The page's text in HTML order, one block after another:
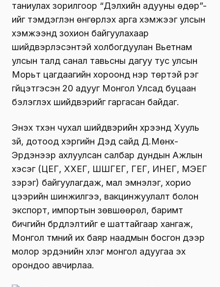
таниулах зорилгоор “Дэлхийн адууны өдөр”-
ийг тэмдэглэн өнгөрүүлэх арга хэмжээг улсын
хэмжээнд зохион байгуулахаар
шийдвэрлэсэнтэй холбогдуулан Вьетнам
улсын талд санал тавьсны дагуу тус улсын
Морьт цагдаагийн хороонд нэр төртэй үүрэг
гүйцэтгэсэн 20 адууг Монгол Улсад буцаан
бэлэглэх шийдвэрийг гаргасан байдаг.
Энэхүү түүхэн чухал шийдвэрийн хүрээнд Хууль
зүй, дотоод хэргийн Дэд сайд Д.Мөнх-
Эрдэнээр ахлуулсан салбар дундын Ажлын
хэсэг (ЦЕГ, ХХЕГ, ШШГЕГ, ГЕГ, ИНЕГ, МЭЕГ
зэрэг) байгуулагдаж, мал эмнэлэг, хорио
цээрийн шинжилгээ, вакцинжуулалт болон
экспорт, импортын зөвшөөрөл, баримт
бичгийн бүрдүүлэлтийг үе шаттайгаар хангаж,
Монгол түмний их баяр наадмын босгон дээр
молор эрдэнийн хүлэг монгол адуугаа эх
орондоо авчирлаа.